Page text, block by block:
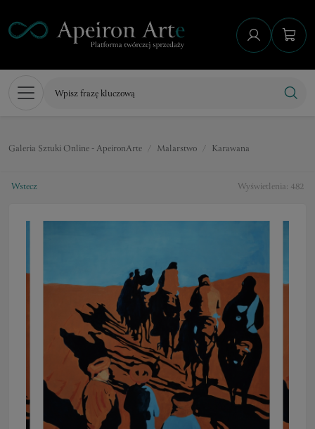
Galeria Sztuki Online - ApeironArte Malarstwo Karawana
Wyświetlenia: 482
Wstecz